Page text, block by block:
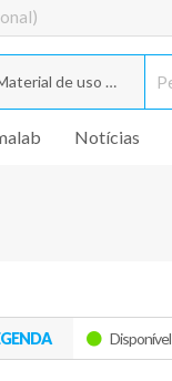
de uso geral
Notícias
Disponível